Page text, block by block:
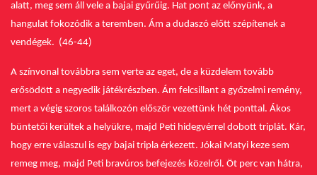
alatt, meg sem áll vele a bajai gyűrűig. Hat pont az előnyünk, a
hangulat fokozódik a teremben. Ám a dudaszó előtt szépítenek a
vendégek. (46-44)
A színvonal továbbra sem verte az eget, de a küzdelem tovább
erősödött a negyedik játékrészben. Ám felcsillant a győzelmi remény,
mert a végig szoros találkozón először vezettünk hét ponttal. Ákos
büntetői kerültek a helyükre, majd Peti hidegvérrel dobott triplát. Kár,
hogy erre válaszul is egy bajai tripla érkezett. Jókai Matyi keze sem
remeg meg, majd Peti bravúros befejezés közelről. Öt perc van hátra,